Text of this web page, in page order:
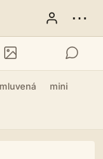
⋯
mluvená mini